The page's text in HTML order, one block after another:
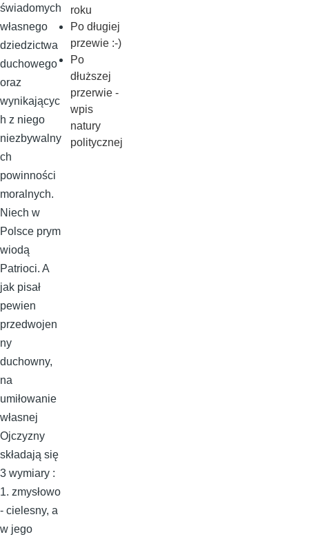
świadomych
własnego
dziedzictwa
duchowego
oraz
wynikającyc
h z niego
niezbywalny
ch
powinności
moralnych.
Niech w
Polsce prym
wiodą
Patrioci. A
jak pisał
pewien
przedwojen
ny
duchowny,
na
umiłowanie
własnej
Ojczyzny
składają się
3 wymiary :
1. zmysłowo
- cielesny, a
w jego
roku
Po długiej
przewie :-)
Po
dłuższej
przerwie -
wpis
natury
politycznej